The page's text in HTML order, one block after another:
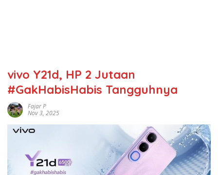
vivo Y21d, HP 2 Jutaan
#GakHabisHabis Tangguhnya
Fajar P
Nov 3, 2025